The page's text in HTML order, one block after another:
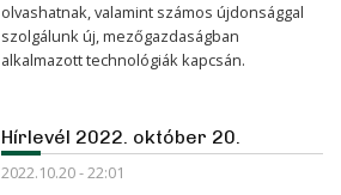
olvashatnak, valamint számos újdonsággal
szolgálunk új, mezőgazdaságban
alkalmazott technológiák kapcsán.
Hírlevél 2022. október 20.
2022.10.20 - 22:01